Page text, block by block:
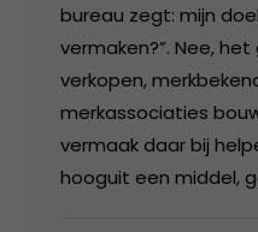
bureau zegt: mijn
vermaken?”. Nee,
verkopen,
merkassociaties
vermaak daar bij
hooguit een middel,